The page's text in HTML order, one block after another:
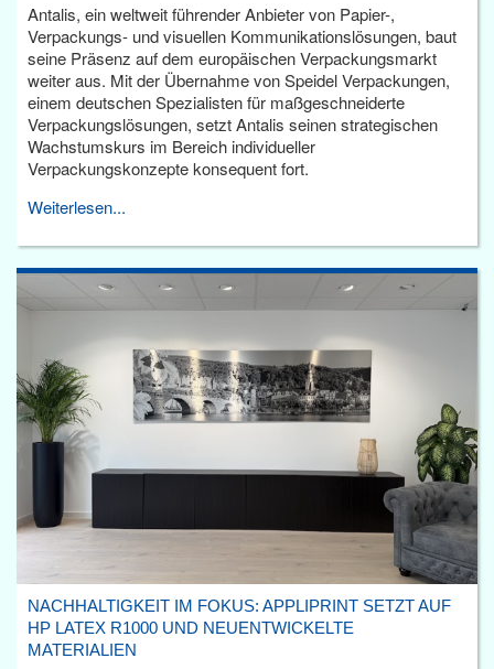
Antalis, ein weltweit führender Anbieter von Papier-,
Verpackungs- und visuellen Kommunikationslösungen, baut
seine Präsenz auf dem europäischen Verpackungsmarkt
weiter aus. Mit der Übernahme von Speidel Verpackungen,
einem deutschen Spezialisten für maßgeschneiderte
Verpackungslösungen, setzt Antalis seinen strategischen
Wachstumskurs im Bereich individueller
Verpackungskonzepte konsequent fort.
Weiterlesen...
NACHHALTIGKEIT IM FOKUS: APPLIPRINT SETZT AUF
HP LATEX R1000 UND NEUENTWICKELTE
MATERIALIEN